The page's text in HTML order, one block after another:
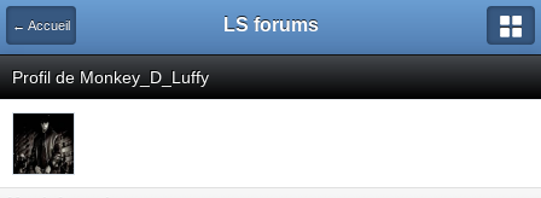
← Accueil LS forums
Profil de Monkey_D_Luffy